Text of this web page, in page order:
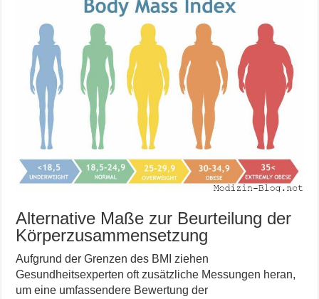
Alternative Maße zur Beurteilung der
Körperzusammensetzung
Aufgrund der Grenzen des BMI ziehen
Gesundheitsexperten oft zusätzliche Messungen heran,
um eine umfassendere Bewertung der